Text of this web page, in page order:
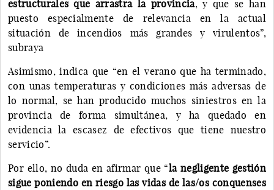
estructurales que arrastra la provincia, y que se han
puesto especialmente de relevancia en la actual
situación de incendios más grandes y virulentos”,
subraya
Asimismo, indica que “en el verano que ha terminado,
con unas temperaturas y condiciones más adversas de
lo normal, se han producido muchos siniestros en la
provincia de forma simultánea, y ha quedado en
evidencia la escasez de efectivos que tiene nuestro
servicio”.
Por ello, no duda en afirmar que “la negligente gestión
sigue poniendo en riesgo las vidas de las/os conquenses